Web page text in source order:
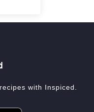
with Inspiced.